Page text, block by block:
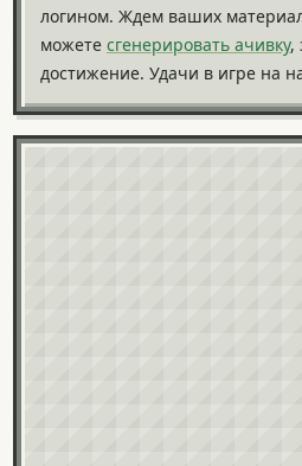
логином. Ждем ваших
можете сгенерировать ачивку,
достижение. Удачи в игре на